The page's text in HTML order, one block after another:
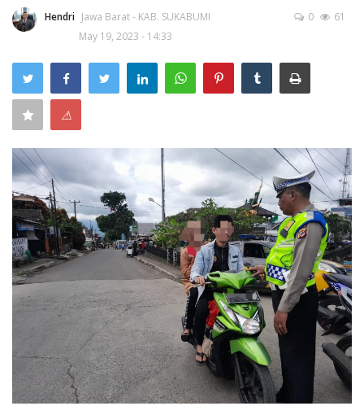
Makan Bergizi
Pelanggaran
Ketertiban
Keamanan
Kejahatan
Cybers Event
UMKM & Ekonomi Kreatif
Pekerja Migran Indonesia
Ekonomi
Hendri Jawa Barat - KAB. SUKABUMI
May 19, 2023 - 14:33
0 61
⚠